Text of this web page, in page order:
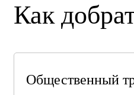
Как
Общественный